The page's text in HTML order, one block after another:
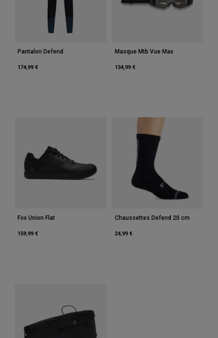
Accessoires
Tous les accessoires
Pantalon Defend
174,99 €
Masque Mtb Vue Max
134,99 €
Fox Union Flat
159,99 €
Chaussettes Defend 20 cm
24,99 €